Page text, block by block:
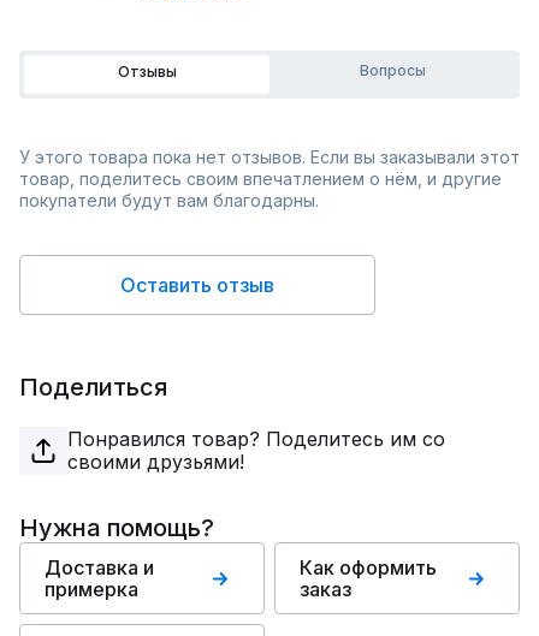
Отзывы Вопросы
У этого товара пока нет отзывов. Если вы заказывали этот
товар, поделитесь своим впечатлением о нём, и другие
покупатели будут вам благодарны.
Оставить отзыв
Поделиться
Понравился товар? Поделитесь им со
своими друзьями!
Нужна помощь?
Доставка и
примерка
Как оформить
заказ